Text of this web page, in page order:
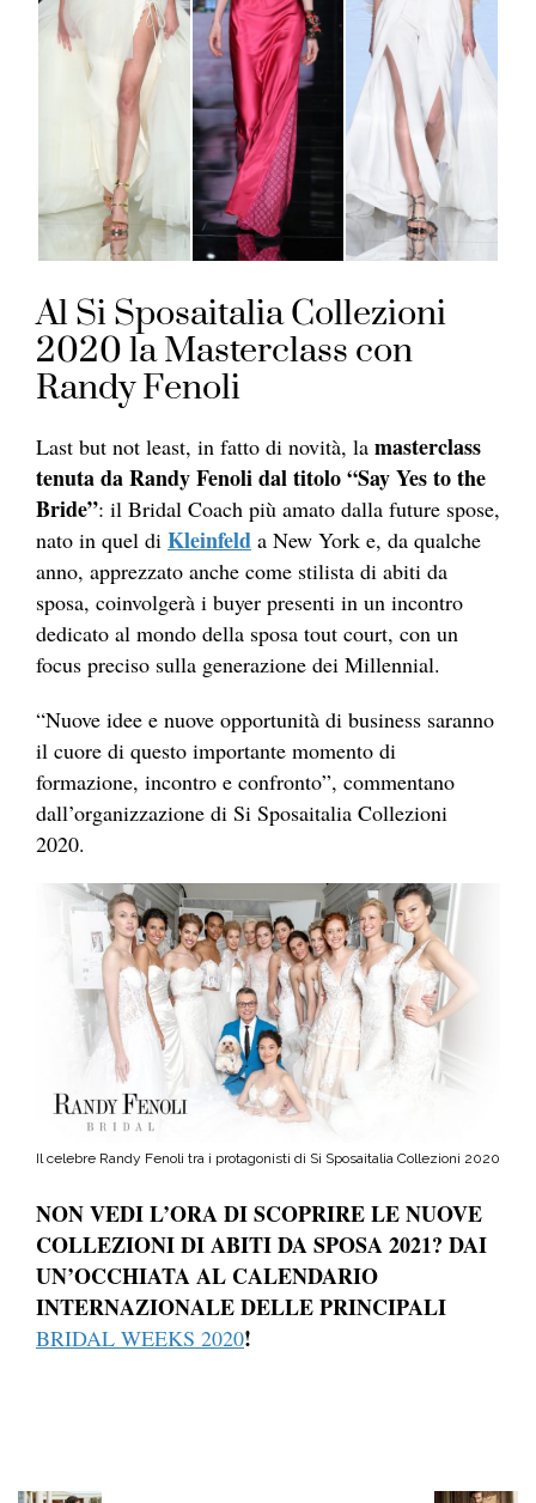
Al Si Sposaitalia Collezioni
2020 la Masterclass con
Randy Fenoli
Last but not least, in fatto di novità, la masterclass
tenuta da Randy Fenoli dal titolo “Say Yes to the
Bride”: il Bridal Coach più amato dalla future spose,
nato in quel di Kleinfeld a New York e, da qualche
anno, apprezzato anche come stilista di abiti da
sposa, coinvolgerà i buyer presenti in un incontro
dedicato al mondo della sposa tout court, con un
focus preciso sulla generazione dei Millennial.
“Nuove idee e nuove opportunità di business saranno
il cuore di questo importante momento di
formazione, incontro e confronto”, commentano
dall’organizzazione di Si Sposaitalia Collezioni
2020.
Il celebre Randy Fenoli tra i protagonisti di Si Sposaitalia Collezioni 2020
NON VEDI L’ORA DI SCOPRIRE LE NUOVE
COLLEZIONI DI ABITI DA SPOSA 2021? DAI
UN’OCCHIATA AL CALENDARIO
INTERNAZIONALE DELLE PRINCIPALI
BRIDAL WEEKS 2020!